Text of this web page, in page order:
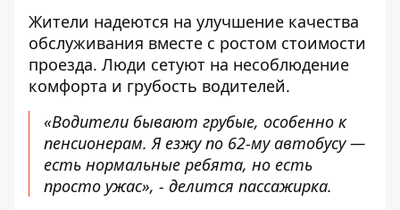
Жители надеются на улучшение качества
обслуживания вместе с ростом стоимости
проезда. Люди сетуют на несоблюдение
комфорта и грубость водителей.
«Водители бывают грубые, особенно к
пенсионерам. Я езжу по 62-му автобусу —
есть нормальные ребята, но есть
просто ужас», - делится пассажирка.